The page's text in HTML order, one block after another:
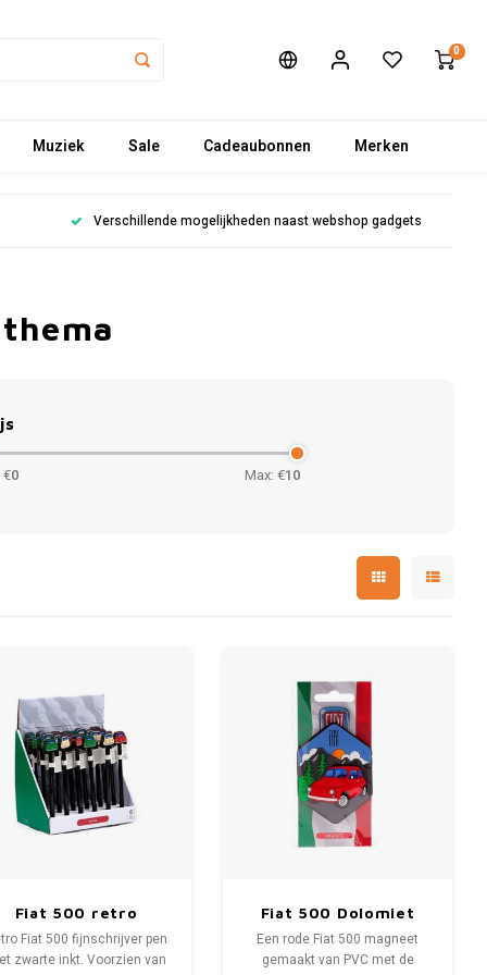
0
Muziek Sale Cadeaubonnen Merken
Verschillende mogelijkheden naast webshop gadgets
€0 Max: €10
Fiat 500 retro
fijnschrijver pen
siliconen top
Fiat 500 fijnschrijver pen
zwarte inkt. Voorzien van
Fiat 500 Dolomiet
Bergen PVC magneet
Een rode Fiat 500 magneet
gemaakt van PVC met de